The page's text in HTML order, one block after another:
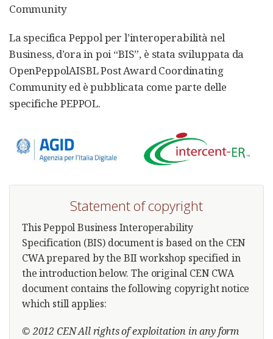
Community
La specifica Peppol per l’interoperabilità nel
Business, d’ora in poi “BIS”, è stata sviluppata da
OpenPeppolAISBL Post Award Coordinating
Community ed è pubblicata come parte delle
specifiche PEPPOL.
Statement of copyright
This Peppol Business Interoperability
Specification (BIS) document is based on the CEN
CWA prepared by the BII workshop specified in
the introduction below. The original CEN CWA
document contains the following copyright notice
which still applies:
© 2012 CEN All rights of exploitation in any form